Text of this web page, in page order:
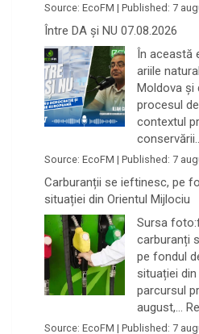
Source: EcoFM | Published: 7
Între DA și NU 07.08.2026
În această
ariile
Moldova și
procesul
contextul
conservării…
Source: EcoFM | Published: 7
Carburanții se ieftinesc, pe
situației din Orientul Mijlociu
Sursa
carburanți
pe fondul
situației
parcursul
august,…
Source: EcoFM | Published: 7